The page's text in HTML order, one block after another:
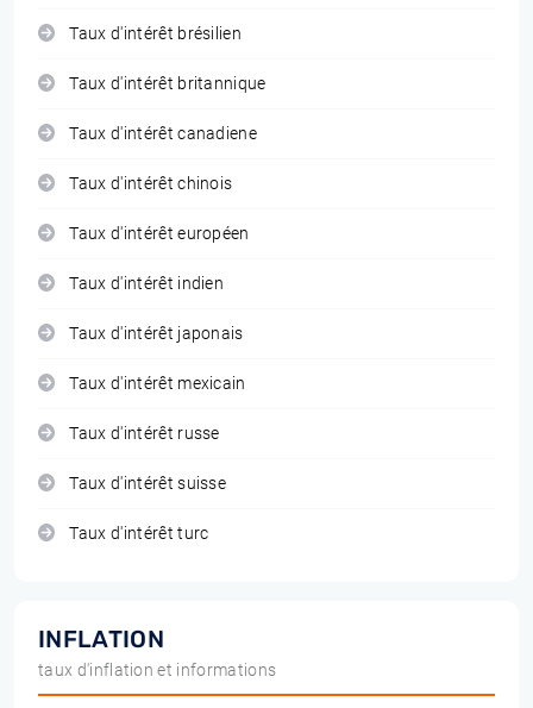
Taux d'intérêt brésilien
Taux d'intérêt britannique
Taux d'intérêt canadiene
Taux d'intérêt chinois
Taux d'intérêt européen
Taux d'intérêt indien
Taux d'intérêt japonais
Taux d'intérêt mexicain
Taux d'intérêt russe
Taux d'intérêt suisse
Taux d'intérêt turc
INFLATION
taux d'inflation et informations